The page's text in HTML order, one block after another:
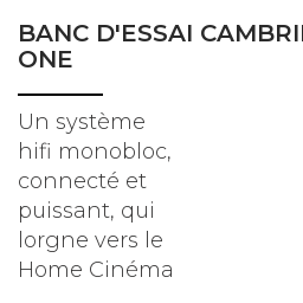
BANC D'ESSAI
ONE
Un système
hifi monobloc,
connecté et
puissant, qui
lorgne vers le
Home Cinéma